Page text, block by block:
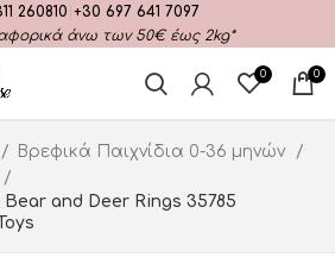
260810 +30 697 641 7097
άνω των 50€ έως 2kg*
0 0
Βρεφικά Παιχνίδια 0-36 μηνών
Bear and Deer Rings 35785